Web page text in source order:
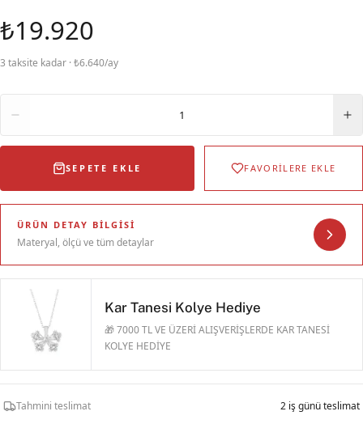
₺19.920
3 taksite kadar · ₺6.640/ay
1
SEPETE EKLE FAVORİLERE EKLE
ÜRÜN DETAY BILGISI
Materyal, ölçü ve tüm detaylar
Kar Tanesi Kolye Hediye
🎁 7000 TL VE ÜZERİ ALIŞVERİŞLERDE KAR TANESİ
KOLYE HEDİYE
Tahmini teslimat 2 iş günü teslimat